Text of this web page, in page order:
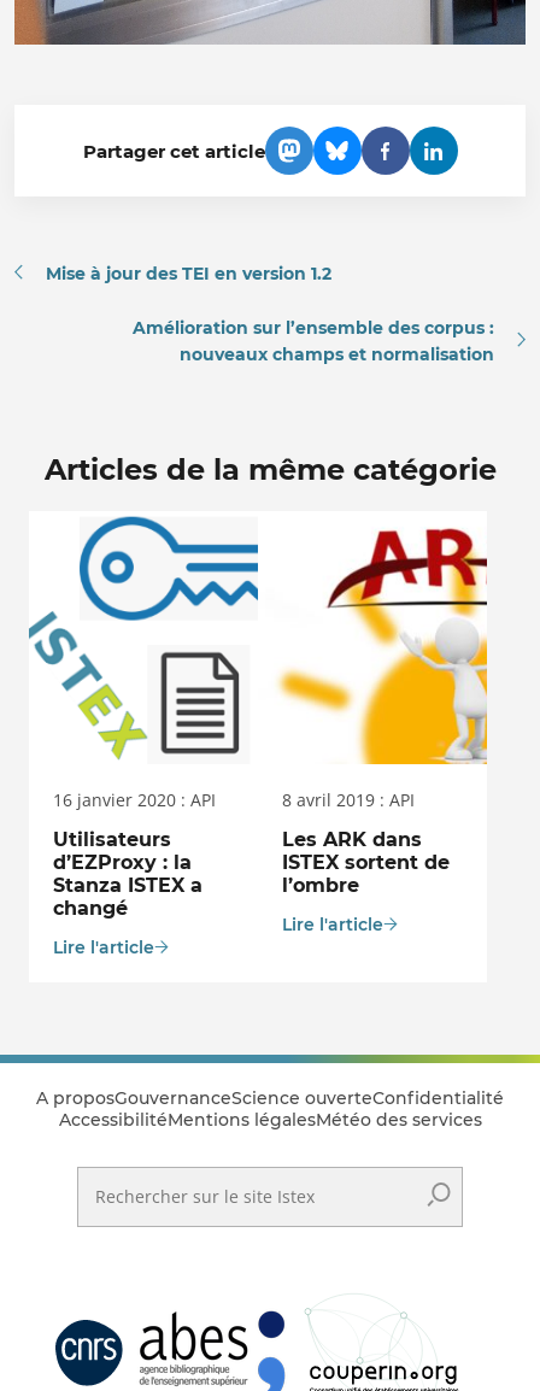
Partager cet article
Mise à jour des TEI en version 1.2
Amélioration sur l’ensemble des corpus :
nouveaux champs et normalisation
Articles de la même catégorie
16 janvier 2020 : API
Utilisateurs
d’EZProxy : la
Stanza ISTEX a
changé
Lire l'article
8 avril 2019 : API
Les ARK dans
ISTEX sortent de
l’ombre
Lire l'article
A proposGouvernanceScience ouverteConfidentialité
AccessibilitéMentions légalesMétéo des services